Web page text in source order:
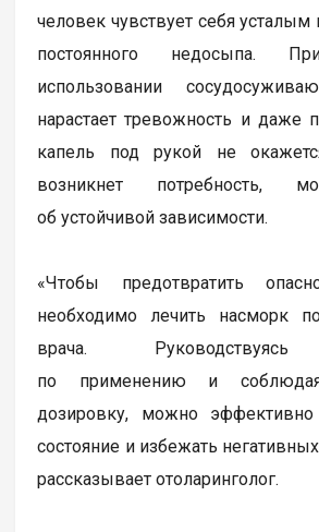
человек чувствует себя
постоянного недосыпа.
использовании
нарастает тревожность и даже
капель под рукой не
возникнет потребность,
об устойчивой зависимости.
«Чтобы предотвратить
необходимо лечить насморк
врача. Руководствуясь
по применению и
дозировку, можно эффективно
состояние и избежать
рассказывает отоларинголог.